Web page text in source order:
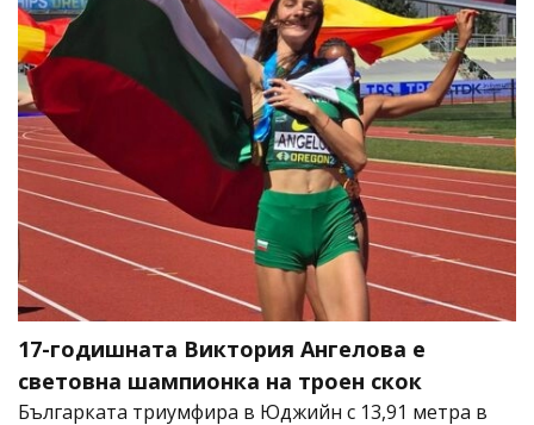
17-годишната Виктория Ангелова е
световна шампионка на троен скок
Българката триумфира в Юджийн с 13,91 метра в